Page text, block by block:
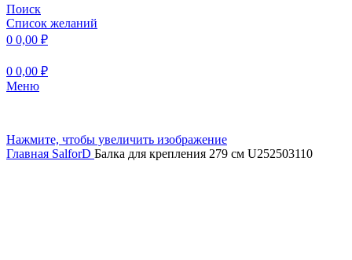
Поиск
Список желаний
0 0,00 ₽
0 0,00 ₽
Меню
Нажмите, чтобы увеличить изображение
Главная SalforD Балка для крепления 279 см U252503110